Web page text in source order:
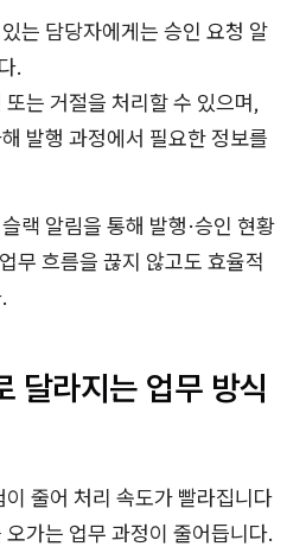
는 담당자에게는 승인 요청 알
.
는 거절을 처리할 수 있으며,
발행 과정에서 필요한 정보를
랙 알림을 통해 발행·승인 현황
무 흐름을 끊지 않고도 효율적
달라지는 업무 방식
줄어 처리 속도가 빨라집니다
오가는 업무 과정이 줄어듭니다.